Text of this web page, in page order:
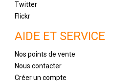
Twitter
Flickr
AIDE ET SERVICE
Nos points de vente
Nous contacter
Créer un compte